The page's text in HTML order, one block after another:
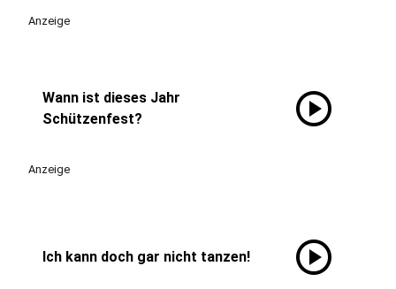
Anzeige
Wann ist dieses Jahr
Schützenfest?
play_circle
Anzeige
Ich kann doch gar nicht tanzen! play_circle